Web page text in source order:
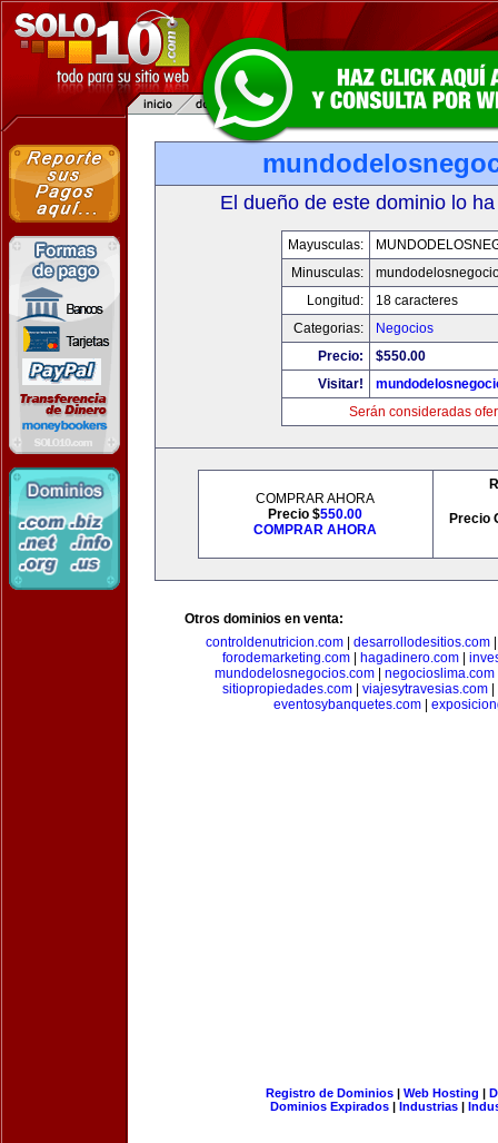
El dueño de este dominio lo
Mayusculas:
Minusculas:
Longitud:
18 caracteres
Categorias:
Negocios
Precio:
$550.00
Visitar!
Serán consideradas
COMPRAR AHORA
Precio $550.00
COMPRAR AHORA
Precio
Otros dominios en venta:
controldenutricion.com
desarrollodesitios.com
forodemarketing.com| hagadinero.com|
mundodelosnegocios.com| negocioslima.com
sitiopropiedades.com| viajesytravesias.com|
eventosybanquetes.com
Registro de Dominios| Web Hosting |
Dominios Expirados | Industrias |